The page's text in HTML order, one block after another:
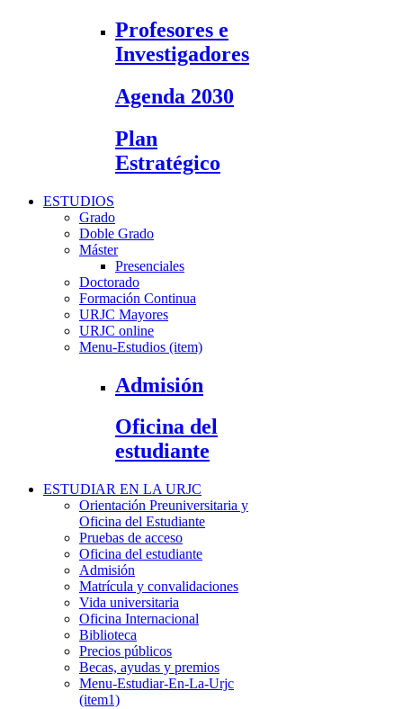
Profesores e
Investigadores
Agenda 2030
Plan
Estratégico
ESTUDIOS
Grado
Doble Grado
Máster
Presenciales
Doctorado
Formación Continua
URJC Mayores
URJC online
Menu-Estudios (item)
Admisión
Oficina del
estudiante
ESTUDIAR EN LA URJC
Orientación Preuniversitaria y
Oficina del Estudiante
Pruebas de acceso
Oficina del estudiante
Admisión
Matrícula y convalidaciones
Vida universitaria
Oficina Internacional
Biblioteca
Precios públicos
Becas, ayudas y premios
Menu-Estudiar-En-La-Urjc
(item1)